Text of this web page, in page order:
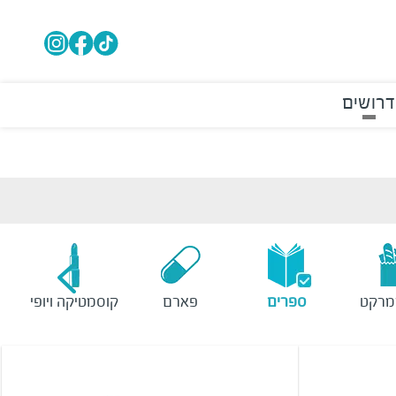
דרושים
ספרים פארם קוסמטיקה ויופי